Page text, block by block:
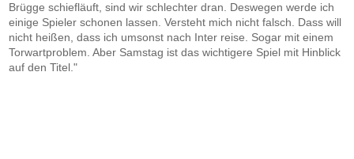
Brügge schiefläuft, sind wir schlechter dran. Deswegen werde ich
einige Spieler schonen lassen. Versteht mich nicht falsch. Dass will
nicht heißen, dass ich umsonst nach Inter reise. Sogar mit einem
Torwartproblem. Aber Samstag ist das wichtigere Spiel mit Hinblick
auf den Titel."